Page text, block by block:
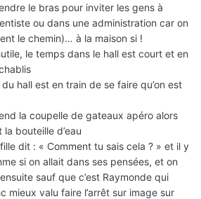
le bras pour inviter les gens à
ou dans une administration car on
le chemin)… à la maison si !
le temps dans le hall est court et en
hall est en train de se faire qu’on est
la coupelle de gateaux apéro alors
bouteille d’eau
dit : « Comment tu sais cela ? » et il y
si on allait dans ses pensées, et on
sauf que c’est Raymonde qui
mieux valu faire l’arrêt sur image sur